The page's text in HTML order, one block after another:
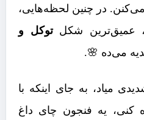
در چنین لحظه‌هایی،
عمیق‌ترین شکلتوکل و
می‌ده 🌸.
میاد، به جای اینکه با
کنی، یه فنجون چای داغ